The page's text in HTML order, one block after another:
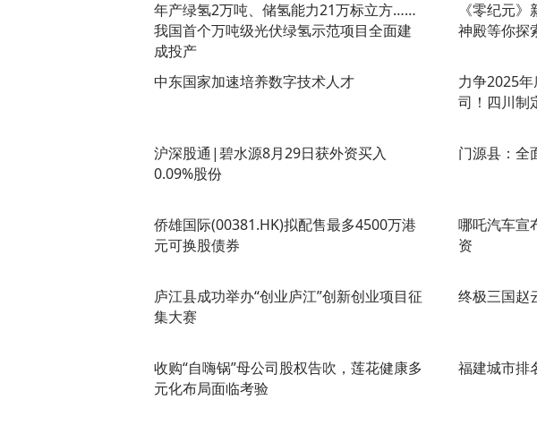
年产绿氢2万吨、储氢能力21万标立方……
我国首个万吨级光伏绿氢示范项目全面建
成投产
《零纪元
神殿等你探
中东国家加速培养数字技术人才
力争2025
司！四川制
沪深股通|碧水源8月29日获外资买入
0.09%股份
门源县：全
侨雄国际(00381.HK)拟配售最多4500万港
元可换股债券
哪吒汽车宣
资
庐江县成功举办“创业庐江”创新创业项目征
集大赛
终极三国赵
收购“自嗨锅”母公司股权告吹，莲花健康多
元化布局面临考验
福建城市排